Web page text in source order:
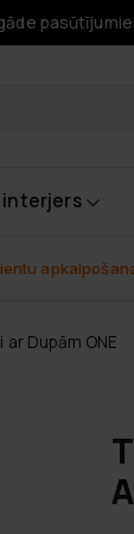
interjers
Dupām ONE